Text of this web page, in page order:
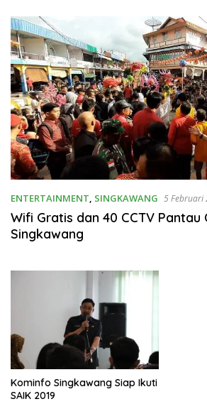
ENTERTAINMENT, SINGKAWANG 5 Februari
Wifi Gratis dan 40 CCTV Pantau
Singkawang
Kominfo Singkawang Siap Ikuti
SAIK 2019